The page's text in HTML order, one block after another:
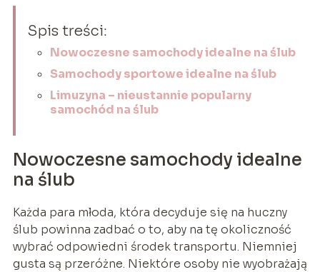
Spis treści:
Nowoczesne samochody idealne na ślub
Samochody sportowe idealne na ślub
Limuzyna – nieustannie popularny
samochód na ślub
Nowoczesne samochody idealne
na ślub
Każda para młoda, która decyduje się na huczny
ślub powinna zadbać o to, aby na tę okoliczność
wybrać odpowiedni środek transportu. Niemniej
gusta są przeróżne. Niektóre osoby nie wyobrażają